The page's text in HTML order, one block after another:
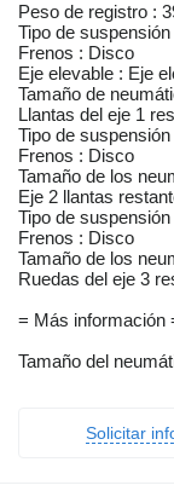
Peso de registro :
Tipo de suspensión
Frenos : Disco
Eje elevable : Eje
Tamaño de
Llantas del eje 1
Tipo de suspensión
Frenos : Disco
Tamaño de los
Eje 2 llantas
Tipo de suspensión
Frenos : Disco
Tamaño de los
Ruedas del eje 3
= Más información
Tamaño del
Solicitar